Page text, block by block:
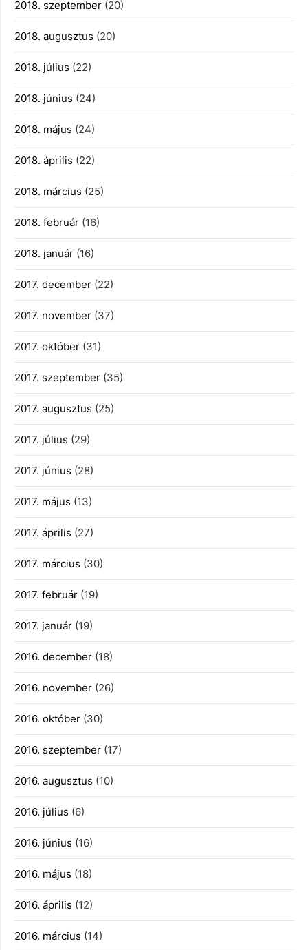
2018. szeptember (20)
2018. augusztus (20)
2018. július (22)
2018. június (24)
2018. május (24)
2018. április (22)
2018. március (25)
2018. február (16)
2018. január (16)
2017. december (22)
2017. november (37)
2017. október (31)
2017. szeptember (35)
2017. augusztus (25)
2017. július (29)
2017. június (28)
2017. május (13)
2017. április (27)
2017. március (30)
2017. február (19)
2017. január (19)
2016. december (18)
2016. november (26)
2016. október (30)
2016. szeptember (17)
2016. augusztus (10)
2016. július (6)
2016. június (16)
2016. május (18)
2016. április (12)
2016. március (14)